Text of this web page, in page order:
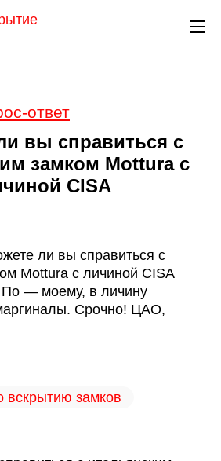
ответ
вы справиться с
замком Mottura с
CISA
ли вы справиться с
Mottura с личиной CISA
По — моему, в личину
Срочно! ЦАО,
вскрытию замков